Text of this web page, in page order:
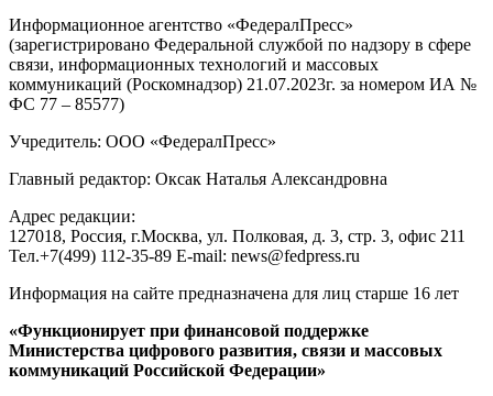
Информационное агентство «ФедералПресс»
(зарегистрировано Федеральной службой по надзору в сфере
связи, информационных технологий и массовых
коммуникаций (Роскомнадзор) 21.07.2023г. за номером ИА №
ФС 77 – 85577)
Учредитель: ООО «ФедералПресс»
Главный редактор: Оксак Наталья Александровна
Адрес редакции:
127018, Россия, г.Москва, ул. Полковая, д. 3, стр. 3, офис 211
Тел.+7(499) 112-35-89 E-mail: news@fedpress.ru
Информация на сайте предназначена для лиц старше 16 лет
«Функционирует при финансовой поддержке
Министерства цифрового развития, связи и массовых
коммуникаций Российской Федерации»